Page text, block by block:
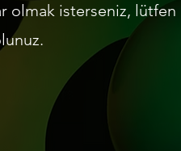
olmak isterseniz, lütfen